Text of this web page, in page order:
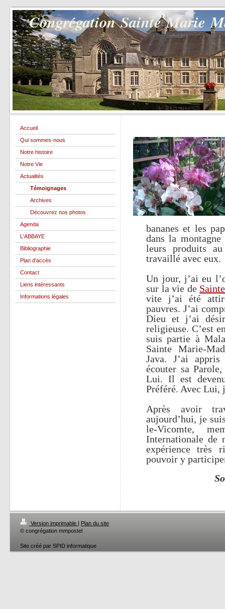
Congrégation Sainte Marie
Accueil
Qui sommes-nous
Notre histoire
Notre Vie
Actualités
Témoignages
Archives
Découvrez nos photos
Agenda
L'ABBAYE
Bibliographie
Plan d'accès
Contact
Liens intéressants
Informations légales
bananes et les
dans la
leurs produits
travaillé avec eux.
Un jour, j’ai eu
sur la vie de
vite j’ai été
pauvres. J’ai
Dieu et j’ai
religieuse. C’est
suis partie à
Sainte Marie-
Java. J’ai
écouter sa
Lui. Il est
Préféré. Avec Lui,
Après avoir
aujourd’hui, je
le-Vicomte,
Internationale de
expérience très
pouvoir y
Version imprimable | Plan du site
© congrégation mmpostel
Site créé par SPID informatique